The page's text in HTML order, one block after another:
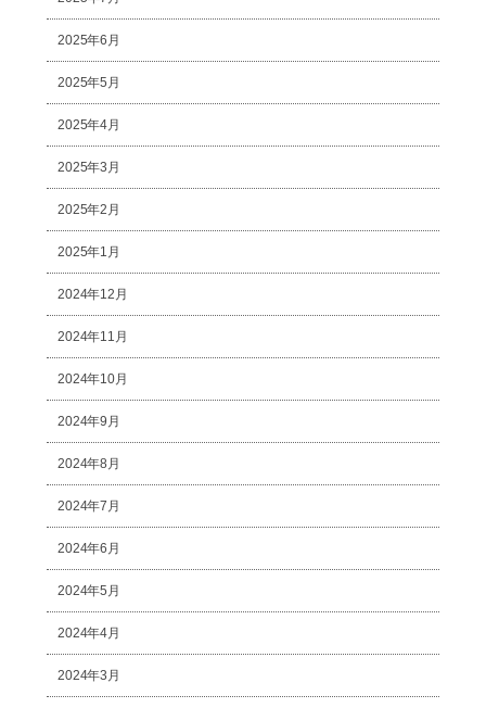
2025年6月
2025年5月
2025年4月
2025年3月
2025年2月
2025年1月
2024年12月
2024年11月
2024年10月
2024年9月
2024年8月
2024年7月
2024年6月
2024年5月
2024年4月
2024年3月